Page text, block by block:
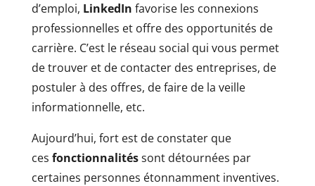
d’emploi, LinkedIn favorise les connexions
professionnelles et offre des opportunités de
carrière. C’est le réseau social qui vous permet
de trouver et de contacter des entreprises, de
postuler à des offres, de faire de la veille
informationnelle, etc.
Aujourd’hui, fort est de constater que
ces fonctionnalitéssont détournées par
certaines personnes étonnamment inventives.